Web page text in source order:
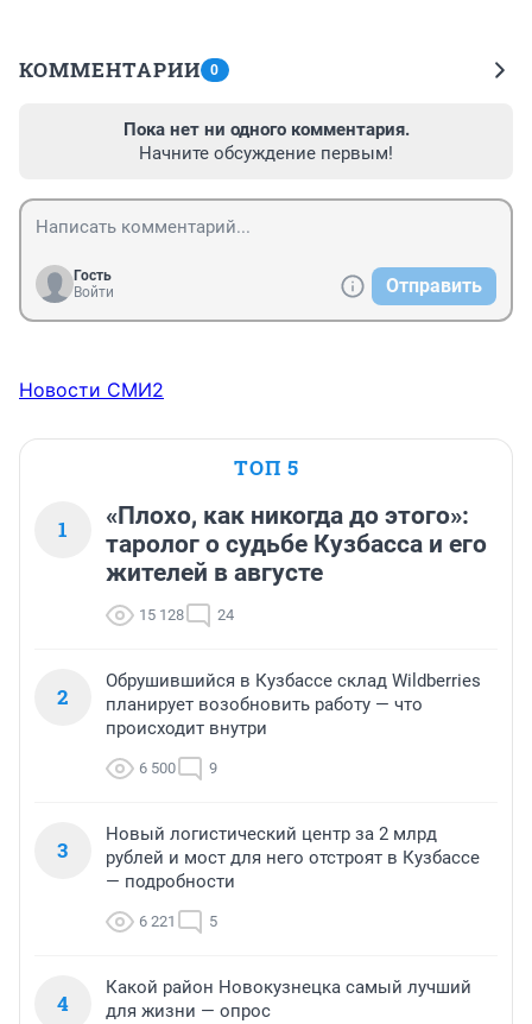
КОММЕНТАРИИ 0
Пока нет ни одного комментария.
Начните обсуждение первым!
Гость
Войти
Отправить
Новости СМИ2
ТОП 5
1
«Плохо, как никогда до этого»:
таролог о судьбе Кузбасса и его
жителей в августе
15 128 24
2
Обрушившийся в Кузбассе склад Wildberries
планирует возобновить работу — что
происходит внутри
6 500 9
3
Новый логистический центр за 2 млрд
рублей и мост для него отстроят в Кузбассе
— подробности
6 221 5
4
Какой район Новокузнецка самый лучший
для жизни — опрос